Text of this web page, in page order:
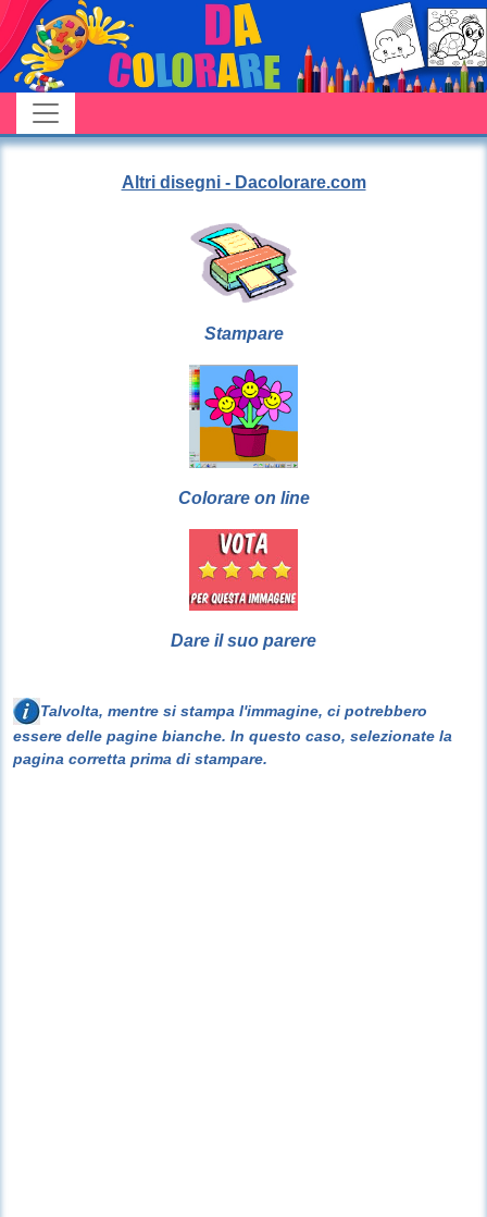
Altri disegni - Dacolorare.com
Stampare
Colorare on line
Dare il suo parere
Talvolta, mentre si stampa l'immagine, ci potrebbero
essere delle pagine bianche. In questo caso, selezionate la
pagina corretta prima di stampare.